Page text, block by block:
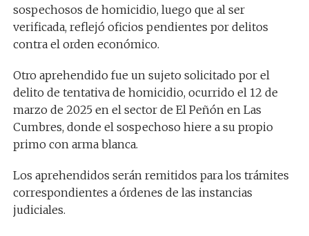
sospechosos de homicidio, luego que al ser
verificada, reflejó oficios pendientes por delitos
contra el orden económico.
Otro aprehendido fue un sujeto solicitado por el
delito de tentativa de homicidio, ocurrido el 12 de
marzo de 2025 en el sector de El Peñón en Las
Cumbres, donde el sospechoso hiere a su propio
primo con arma blanca.
Los aprehendidos serán remitidos para los trámites
correspondientes a órdenes de las instancias
judiciales.